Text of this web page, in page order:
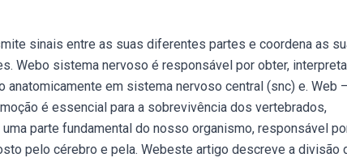
sinais entre as suas diferentes partes e coordena as
Webo sistema nervoso é responsável por obter,
em sistema nervoso central (snc) e. Web
é essencial para a sobrevivência dos vertebrados,
parte fundamental do nosso organismo, responsável
pelo cérebro e pela. Webeste artigo descreve a divisão